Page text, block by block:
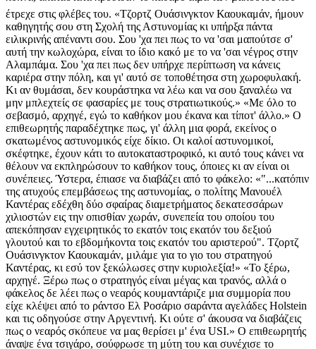
έτρεχε στις φλέβες του. «Τζορτζ Ουάσινγκτον Καουκαμάν, ήμουν
καθηγητής σου στη Σχολή της Αστυνομίας κι υπήρξα πάντα
ειλικρινής απέναντι σου. Σου 'χα πει πως το να 'σαι μαπούτσε σ'
αυτή την κωλοχώρα, είναι το ίδιο κακό με το να 'σαι νέγρος στην
Αλαμπάμα. Σου 'χα πει πως δεν υπήρχε περίπτωση να κάνεις
καριέρα στην πόλη, και γι' αυτό σε τοποθέτησα στη χωροφυλακή.
Κι αν θυμάσαι, δεν κουράστηκα να λέω και να σου ξαναλέω να
μην μπλεχτείς σε φασαρίες με τους στρατιωτικούς.» «Με όλο το
σεβασμό, αρχηγέ, εγώ το καθήκον μου έκανα και τίποτ' άλλο.» Ο
επιθεωρητής παραδέχτηκε πως, γι' άλλη μια φορά, εκείνος ο
σκατωμένος αστυνομικός είχε δίκιο. Οι καλοί αστυνομικοί,
σκέφτηκε, έχουν κάτι το αυτοκαταστροφικό, κι αυτό τους κάνει να
θέλουν να εκπληρώσουν το καθήκον τους, όποιες κι αν είναι οι
συνέπειες. Ύστερα, έπιασε να διαβάζει από το φάκελο: «"...κατόπιν
της ατυχούς επεμβάσεως της αστυνομίας, ο πολίτης Μανουέλ
Καντέρας εδέχθη δύο σφαίρας διαμετρήματος δεκατεσσάρων
χιλιοστών εις την οπισθίαν χωράν, συνεπεία του οποίου του
απεκόπησαν εγχειρητικός το εκατόν τοις εκατόν του δεξιού
γλουτού και το εβδομήκοντα τοις εκατόν του αριστερού". Τζορτζ
Ουάσινγκτον Καουκαμάν, μιλάμε για το γιο του στρατηγού
Καντέρας, κι εσύ τον ξεκώλωσες στην κυριολεξία!» «Το ξέρω,
αρχηγέ. Ξέρω πως ο στρατηγός είναι μέγας και τρανός, αλλά ο
φάκελος δε λέει πως ο νεαρός κουμαντάριζε μια συμμορία που
είχε κλέψει από το ράντσο Ελ Ροσάριο σαράντα αγελάδες Holstein
και τις οδηγούσε στην Αργεντινή. Κι ούτε σ' άκουσα να διαβάζεις
πως ο νεαρός σκόπευε να μας θερίσει μ' ένα USI.» Ο επιθεωρητής
άναψε ένα τσιγάρο, σούφρωσε τη μύτη του και συνέχισε το